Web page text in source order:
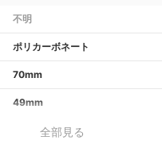
不明
ポリカーボネート
70mm
49mm
全部見る